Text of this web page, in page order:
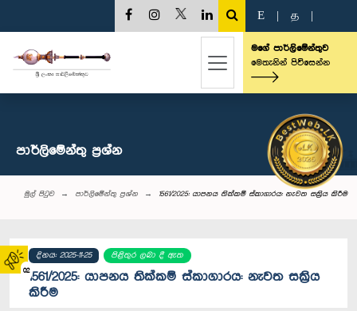
02
E த
මගේ පාර්ලිමේන්තුව
මෙතැනින් පිවිසෙන්න
පාර්ලි‌මේන්තු‌ ප්‍රශ්න
මුල් පිටුව පාර්ලි‌මේන්තු‌ ප්‍රශ්න 1561/2025: යාපනය තික්කම් ස්කාගාරය: නැවත සක්‍රිය කිරීම
දිනය: 2025-11-25 පිළිතුර ලබා දී ඇත
1561/2025: යාපනය තික්කම් ස්කාගාරය: නැවත සක්‍රිය
කිරීම